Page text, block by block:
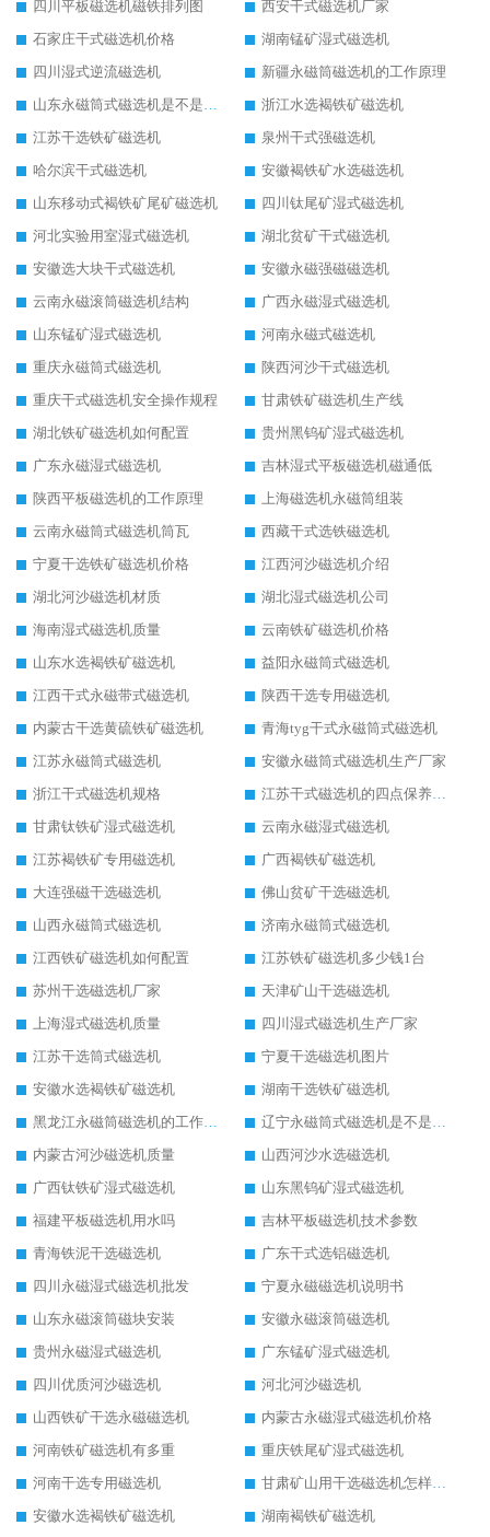
四川平板磁选机磁铁排列图
西安干式磁选机厂家
石家庄干式磁选机价格
湖南锰矿湿式磁选机
四川湿式逆流磁选机
新疆永磁筒磁选机的工作原理
山东永磁筒式磁选机是不是强磁
浙江水选褐铁矿磁选机
江苏干选铁矿磁选机
泉州干式强磁选机
哈尔滨干式磁选机
安徽褐铁矿水选磁选机
山东移动式褐铁矿尾矿磁选机
四川钛尾矿湿式磁选机
河北实验用室湿式磁选机
湖北贫矿干式磁选机
安徽选大块干式磁选机
安徽永磁强磁磁选机
云南永磁滚筒磁选机结构
广西永磁湿式磁选机
山东锰矿湿式磁选机
河南永磁式磁选机
重庆永磁筒式磁选机
陕西河沙干式磁选机
重庆干式磁选机安全操作规程
甘肃铁矿磁选机生产线
湖北铁矿磁选机如何配置
贵州黑钨矿湿式磁选机
广东永磁湿式磁选机
吉林湿式平板磁选机磁通低
陕西平板磁选机的工作原理
上海磁选机永磁筒组装
云南永磁筒式磁选机筒瓦
西藏干式选铁磁选机
宁夏干选铁矿磁选机价格
江西河沙磁选机介绍
湖北河沙磁选机材质
湖北湿式磁选机公司
海南湿式磁选机质量
云南铁矿磁选机价格
山东水选褐铁矿磁选机
益阳永磁筒式磁选机
江西干式永磁带式磁选机
陕西干选专用磁选机
内蒙古干选黄硫铁矿磁选机
青海tyg干式永磁筒式磁选机
江苏永磁筒式磁选机
安徽永磁筒式磁选机生产厂家
浙江干式磁选机规格
江苏干式磁选机的四点保养秘籍
甘肃钛铁矿湿式磁选机
云南永磁湿式磁选机
江苏褐铁矿专用磁选机
广西褐铁矿磁选机
大连强磁干选磁选机
佛山贫矿干选磁选机
山西永磁筒式磁选机
济南永磁筒式磁选机
江西铁矿磁选机如何配置
江苏铁矿磁选机多少钱1台
苏州干选磁选机厂家
天津矿山干选磁选机
上海湿式磁选机质量
四川湿式磁选机生产厂家
江苏干选筒式磁选机
宁夏干选磁选机图片
安徽水选褐铁矿磁选机
湖南干选铁矿磁选机
黑龙江永磁筒磁选机的工作原理
辽宁永磁筒式磁选机是不是强磁
内蒙古河沙磁选机质量
山西河沙水选磁选机
广西钛铁矿湿式磁选机
山东黑钨矿湿式磁选机
福建平板磁选机用水吗
吉林平板磁选机技术参数
青海铁泥干选磁选机
广东干式选铝磁选机
四川永磁湿式磁选机批发
宁夏永磁磁选机说明书
山东永磁滚筒磁块安装
安徽永磁滚筒磁选机
贵州永磁湿式磁选机
广东锰矿湿式磁选机
四川优质河沙磁选机
河北河沙磁选机
山西铁矿干选永磁磁选机
内蒙古永磁湿式磁选机价格
河南铁矿磁选机有多重
重庆铁尾矿湿式磁选机
河南干选专用磁选机
甘肃矿山用干选磁选机怎样调磁
安徽水选褐铁矿磁选机
湖南褐铁矿磁选机